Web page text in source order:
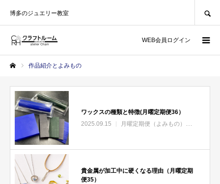
博多のジュエリー教室
WEB会員ログイン
作品紹介とよみもの
ワックスの種類と特徴(月曜定期便36）
2025.09.15
月曜定期便（よみもの）
貴金属が加工中に硬くなる理由（月曜定期
便35）